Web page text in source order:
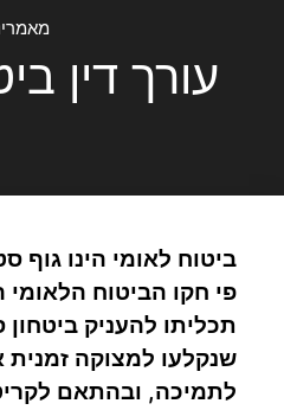
עורך דין
ביטוח לאומי הינו גוף
תכליתו להעניק ביטחון
שנקלעו למצוקה זמנית
לתמיכה, ובהתאם